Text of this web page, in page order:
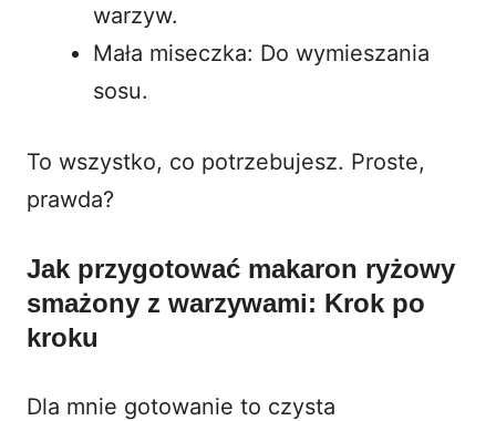
warzyw.
Mała miseczka: Do wymieszania
sosu.
To wszystko, co potrzebujesz. Proste,
prawda?
Jak przygotować makaron ryżowy
smażony z warzywami: Krok po
kroku
Dla mnie gotowanie to czysta